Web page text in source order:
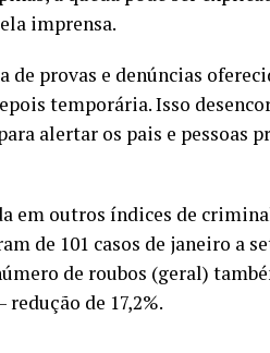
imprensa.
provas e denúncias
temporária. Isso
alertar os pais e pessoas
em outros índices de
de 101 casos de janeiro a
de roubos (geral)
redução de 17,2%.